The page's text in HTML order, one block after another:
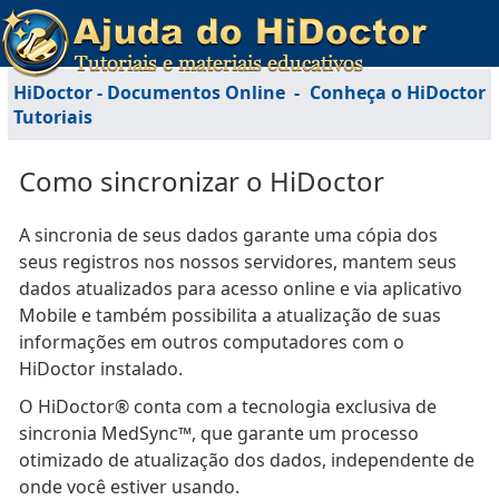
Conheça o HiDoctor
HiDoctor - Documentos Online -
Tutoriais
Como sincronizar o HiDoctor
A sincronia de seus dados garante uma cópia dos
seus registros nos nossos servidores, mantem seus
dados atualizados para acesso online e via aplicativo
Mobile e também possibilita a atualização de suas
informações em outros computadores com o
HiDoctor instalado.
O HiDoctor® conta com a tecnologia exclusiva de
sincronia MedSync™, que garante um processo
otimizado de atualização dos dados, independente de
onde você estiver usando.